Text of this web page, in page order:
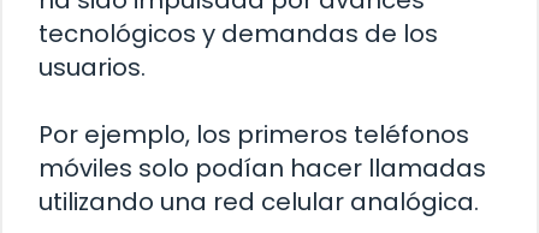
tecnológicos y demandas de los
usuarios.
Por ejemplo, los primeros teléfonos
móviles solo podían hacer llamadas
utilizando una red celular analógica.